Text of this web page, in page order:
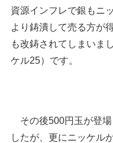
資源インフレで銀もニ
より鋳潰して売る方が
も改鋳されてしまいま
ケル25）です。
その後500円玉が登場
したが、更にニッケル